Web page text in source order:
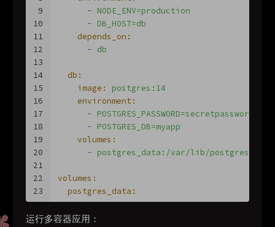
9
10
11
12
13
14
15
16
17
18
19
20
21
22
23
- NODE_ENV=production
- DB_HOST=db
depends_on:
- db
db:
image:
postgres:14
environment:
- POSTGRES_PASSWORD=secretpassword
- POSTGRES_DB=myapp
volumes:
- postgres_data:/var/lib/postgresql/
volumes:
postgres_data:
运行多容器应用：